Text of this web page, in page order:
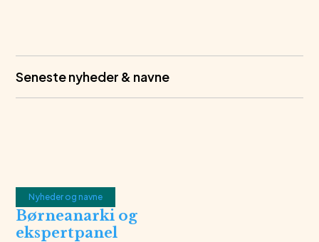
Seneste nyheder & navne
Nyheder og navne
Børneanarki og
ekspertpanel